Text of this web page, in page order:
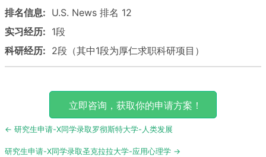
排名信息: U.S. News 排名 12
实习经历: 1段
科研经历: 2段（其中1段为厚仁求职科研项目）
立即咨询，获取你的申请方案！
Post
← 研究生申请-X同学录取罗彻斯特大学-人类发展
研究生申请-X同学录取圣克拉拉大学-应用心理学 →